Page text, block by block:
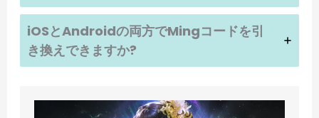
iOSとAndroidの両方でMingコードを引
き換えできますか?